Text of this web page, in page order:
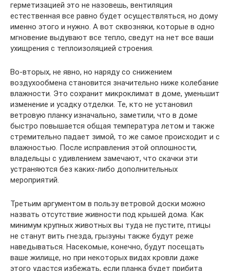
герметизацией это не назовешь, вентиляция
естественная все равно будет осуществляться, но дому
именно этого и нужно. А вот сквозняки, которые в одно
мгновение выдувают все тепло, сведут на нет все ваши
ухищрения с теплоизоляцией строения.
Во-вторых, не явно, но наряду со снижением
воздухообмена становится значительно ниже колебание
влажности. Это сохранит микроклимат в доме, уменьшит
изменение и усадку отделки. Те, кто не установил
ветровую планку изначально, заметили, что в доме
быстро повышается общая температура летом и также
стремительно падает зимой, то же самое происходит и с
влажностью. После исправления этой оплошности,
владельцы с удивлением замечают, что скачки эти
устраняются без каких-либо дополнительных
мероприятий.
Третьим аргументом в пользу ветровой доски можно
назвать отсутствие живности под крышей дома. Как
минимум крупных животных вы туда не пустите, птицы
не станут вить гнезда, грызуны также будут реже
наведываться. Насекомые, конечно, будут посещать
ваше жилище, но при некоторых видах кровли даже
этого удастся избежать, если планка будет прибита